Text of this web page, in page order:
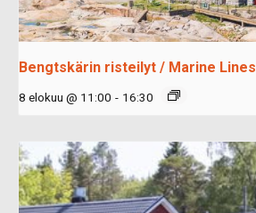
Bengtskärin risteilyt / Marine Lines
8 elokuu @ 11:00 - 16:30